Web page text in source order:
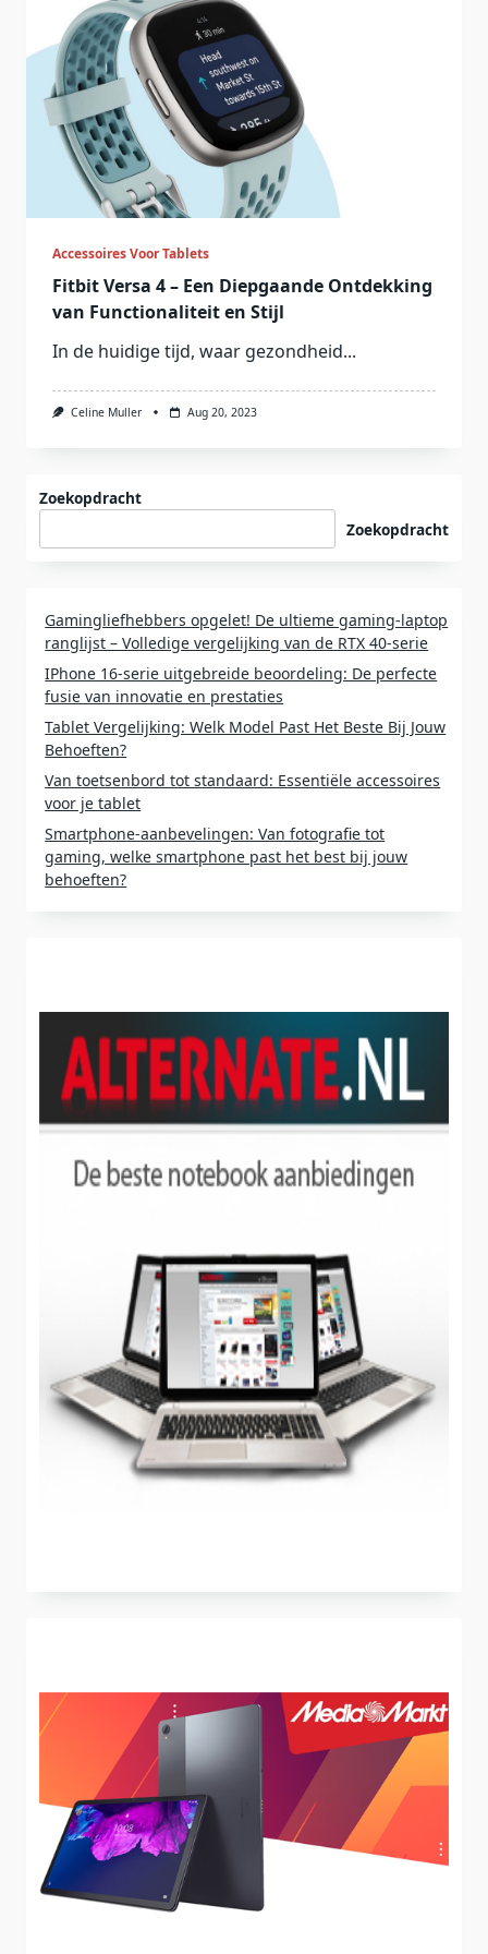
Accessoires Voor Tablets
Fitbit Versa 4 – Een Diepgaande Ontdekking
van Functionaliteit en Stijl
In de huidige tijd, waar gezondheid...
Celine Muller Aug 20, 2023
Zoekopdracht
Zoekopdracht
Gamingliefhebbers opgelet! De ultieme gaming-laptop
ranglijst – Volledige vergelijking van de RTX 40-serie
IPhone 16-serie uitgebreide beoordeling: De perfecte
fusie van innovatie en prestaties
Tablet Vergelijking: Welk Model Past Het Beste Bij Jouw
Behoeften?
Van toetsenbord tot standaard: Essentiële accessoires
voor je tablet
Smartphone-aanbevelingen: Van fotografie tot
gaming, welke smartphone past het best bij jouw
behoeften?